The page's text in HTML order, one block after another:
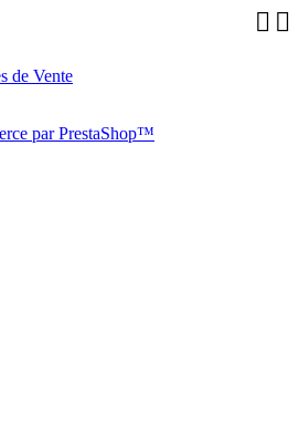
 
de Vente
par PrestaShop™